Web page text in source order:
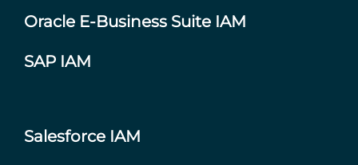
Oracle E-Business Suite IAM
SAP IAM
Salesforce IAM